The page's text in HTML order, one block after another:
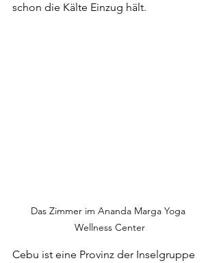
schon die Kälte Einzug hält.
Das Zimmer im Ananda Marga Yoga
Wellness Center
Cebu ist eine Provinz der Inselgruppe